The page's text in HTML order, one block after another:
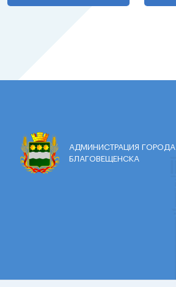
АДМИНИСТРАЦИЯ ГОРОДА
БЛАГОВЕЩЕНСКА